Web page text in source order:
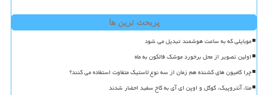
پربحث ترین ها
موبایلی که به ساعت هوشمند تبدیل می شود
اولین تصویر از محل برخورد موشک فالکون به ماه
چرا کامیون های کشنده هم زمان از سه نوع لاستیک متفاوت استفاده می کنند؟
متا، آنتروپیک، گوگل و اوپن ای آی به کاخ سفید احضار شدند